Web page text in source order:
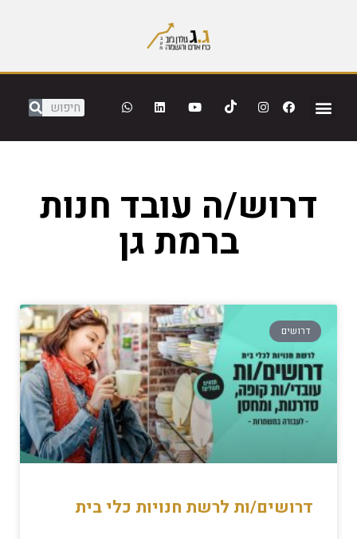
דרוש/ה עובד חנות
ברמת גן
דרושים
דרושים/ות לרשת חנויות כלי בית